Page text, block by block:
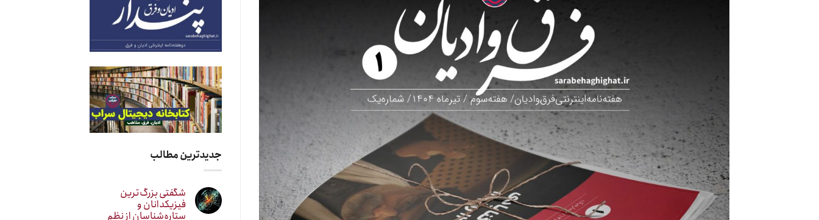
جدیدترین مطالب
شگفتی بزرگ‌ترین
فیزیکدانان و
ستاره‌شناسان از نظم